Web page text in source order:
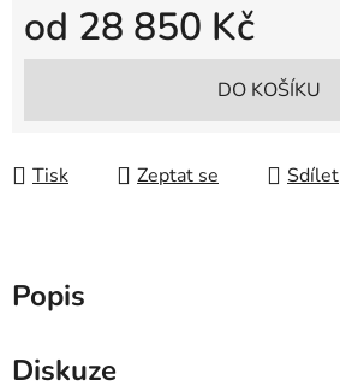
od 28 850 Kč
Měrná cena:
DO KOŠÍKU
Tisk Zeptat se Sdílet
Popis
Diskuze